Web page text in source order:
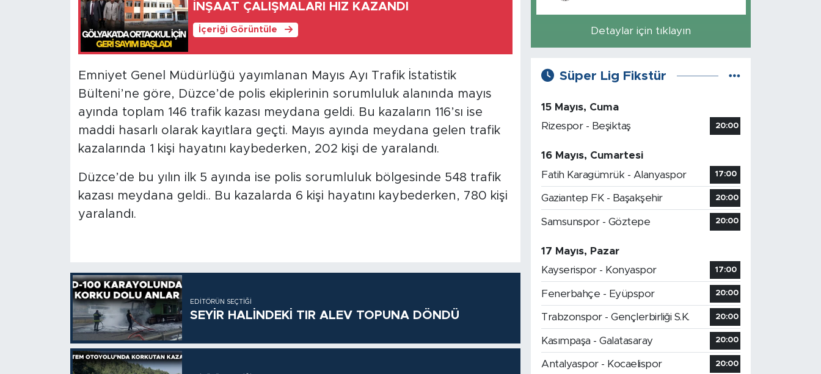
İNŞAAT ÇALIŞMALARI HIZ KAZANDI
İçeriği Görüntüle
Emniyet Genel Müdürlüğü yayımlanan Mayıs Ayı Trafik İstatistik
Bülteni’ne göre, Düzce’de polis ekiplerinin sorumluluk alanında mayıs
ayında toplam 146 trafik kazası meydana geldi. Bu kazaların 116’sı ise
maddi hasarlı olarak kayıtlara geçti. Mayıs ayında meydana gelen trafik
kazalarında 1 kişi hayatını kaybederken, 202 kişi de yaralandı.
Düzce’de bu yılın ilk 5 ayında ise polis sorumluluk bölgesinde 548 trafik
kazası meydana geldi.. Bu kazalarda 6 kişi hayatını kaybederken, 780 kişi
yaralandı.
EDITÖRÜN SEÇTIĞI
SEYİR HALİNDEKİ TIR ALEV TOPUNA DÖNDÜ
Detaylar için tıklayın
Süper Lig Fikstür
15 Mayıs, Cuma
Rizespor - Beşiktaş
20:00
16 Mayıs, Cumartesi
Fatih Karagümrük - Alanyaspor
17:00
Gaziantep FK - Başakşehir 20:00
Samsunspor - Göztepe 20:00
17 Mayıs, Pazar
Kayserispor - Konyaspor
17:00
Fenerbahçe - Eyüpspor 20:00
Trabzonspor - Gençlerbirliği S.K. 20:00
Kasımpaşa - Galatasaray 20:00
Antalyaspor - Kocaelispor 20:00